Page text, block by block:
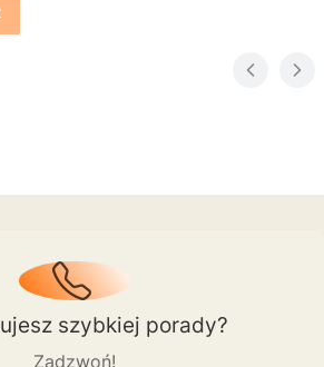
szybkiej porady?
Zadzwoń!